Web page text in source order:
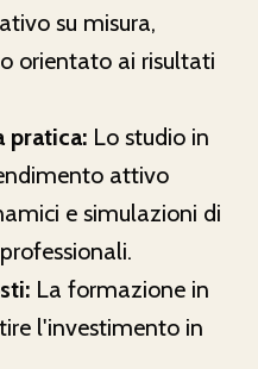
su misura,
orientato ai risultati
pratica: Lo studio in
attivo
e simulazioni di
La formazione in
l'investimento in